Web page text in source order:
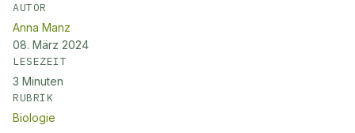
AUTOR
Anna Manz
08. März 2024
LESEZEIT
3 Minuten
RUBRIK
Biologie